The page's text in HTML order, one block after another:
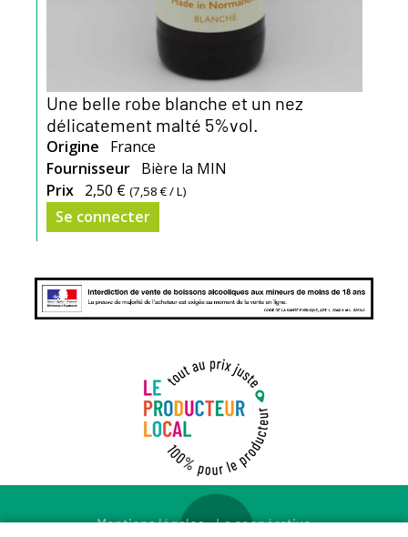
Une belle robe blanche et un nez
délicatement malté 5%vol.
Origine
France
Fournisseur Bière la MIN
Prix 2,50 € (7,58 €/ L)
Se connecter
Mentions légales-La coopérative